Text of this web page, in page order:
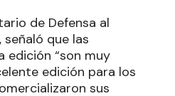
de Defensa al
que las
edición “son muy
edición para los
sus